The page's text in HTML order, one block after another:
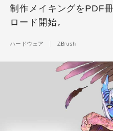
制作メイキングをPDF
ロード開始。
ハードウェア ZBrush